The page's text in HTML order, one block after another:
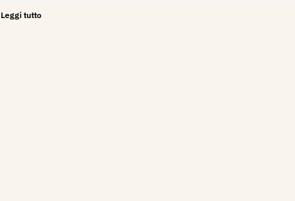
Partecipa nell’ottobre/novembre 1935 XIV alla
Leggi tutto